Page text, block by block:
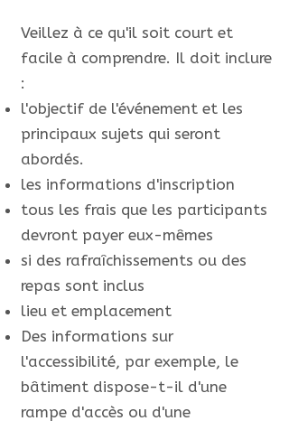
Veillez à ce qu'il soit court et
facile à comprendre. Il doit inclure
:
l'objectif de l'événement et les
principaux sujets qui seront
abordés.
les informations d'inscription
tous les frais que les participants
devront payer eux-mêmes
si des rafraîchissements ou des
repas sont inclus
lieu et emplacement
Des informations sur
l'accessibilité, par exemple, le
bâtiment dispose-t-il d'une
rampe d'accès ou d'une